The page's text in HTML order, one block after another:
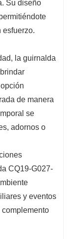
Su diseño
esfuerzo.
la guirnalda
de manera
se
adornos o
CQ19-G027-
y eventos